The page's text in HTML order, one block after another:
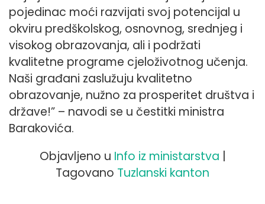
pojedinac moći razvijati svoj potencijal u
okviru predškolskog, osnovnog, srednjeg i
visokog obrazovanja, ali i podržati
kvalitetne programe cjeloživotnog učenja.
Naši građani zaslužuju kvalitetno
obrazovanje, nužno za prosperitet društva i
države!” – navodi se u čestitki ministra
Barakovića.
Objavljeno u Info iz ministarstva
Tagovano Tuzlanski kanton